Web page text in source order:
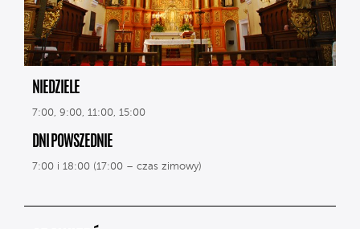
NIEDZIELE
7:00, 9:00, 11:00, 15:00
DNI POWSZEDNIE
7:00 i 18:00 (17:00 – czas zimowy)